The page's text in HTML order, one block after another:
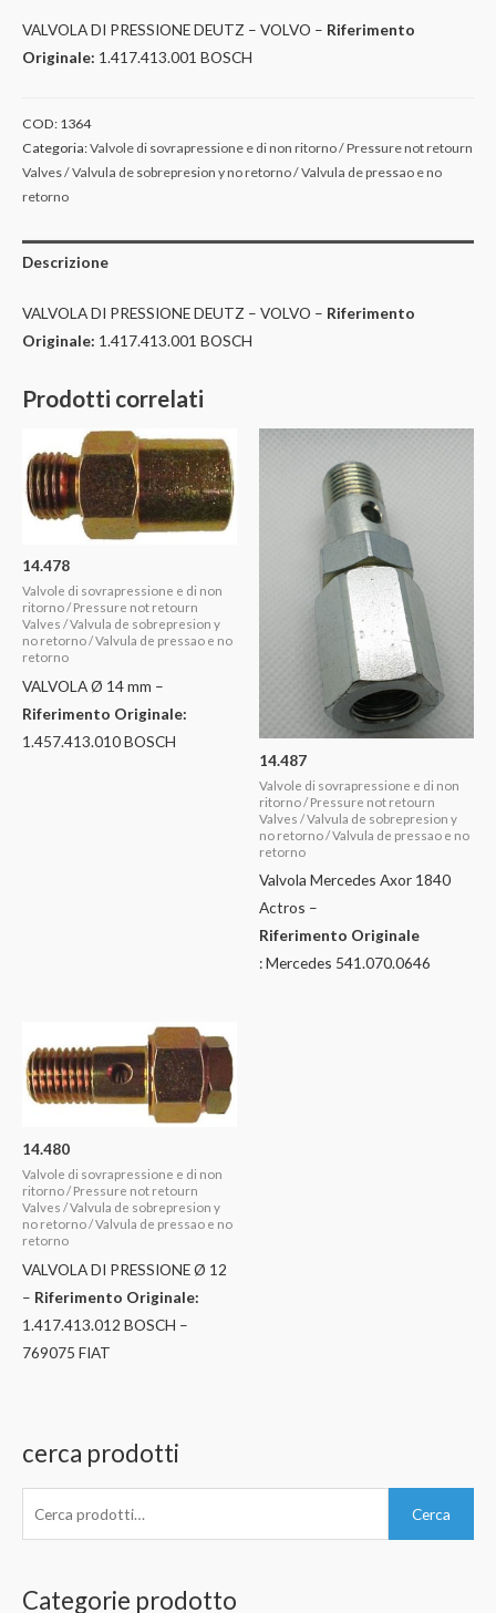
VALVOLA DI PRESSIONE DEUTZ – VOLVO – Riferimento
Originale: 1.417.413.001 BOSCH
COD: 1364
Categoria:Valvole di sovrapressione e di non ritorno / Pressure not retourn
Valves / Valvula de sobrepresion y no retorno / Valvula de pressao e no
retorno
Descrizione
VALVOLA DI PRESSIONE DEUTZ – VOLVO – Riferimento
Originale: 1.417.413.001 BOSCH
Prodotti correlati
14.478
Valvole di sovrapressione e di non
ritorno / Pressure not retourn
Valves / Valvula de sobrepresion y
no retorno / Valvula de pressao e no
retorno
VALVOLA Ø 14 mm –
Riferimento Originale:
1.457.413.010 BOSCH
14.487
Valvole di sovrapressione e di non
ritorno / Pressure not retourn
Valves / Valvula de sobrepresion y
no retorno / Valvula de pressao e no
retorno
Valvola Mercedes Axor 1840
Actros –
Riferimento Originale
: Mercedes 541.070.0646
14.480
Valvole di sovrapressione e di non
ritorno / Pressure not retourn
Valves / Valvula de sobrepresion y
no retorno / Valvula de pressao e no
retorno
VALVOLA DI PRESSIONE Ø 12
– Riferimento Originale:
1.417.413.012 BOSCH –
769075 FIAT
cerca prodotti
c
Cerca
Categorie prodotto